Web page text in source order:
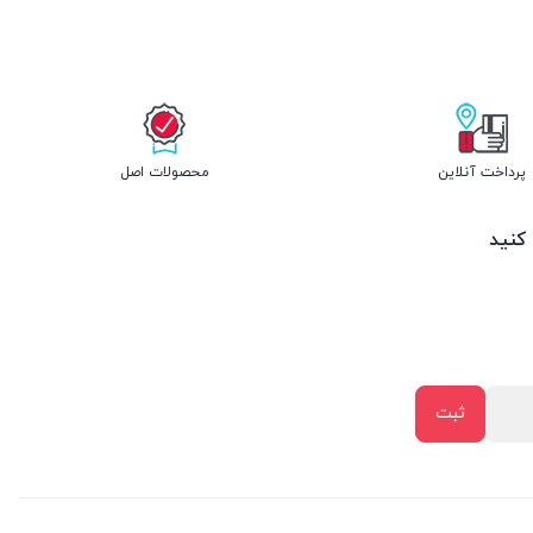
پرداخت آنلاین محصولات اصل
کنید